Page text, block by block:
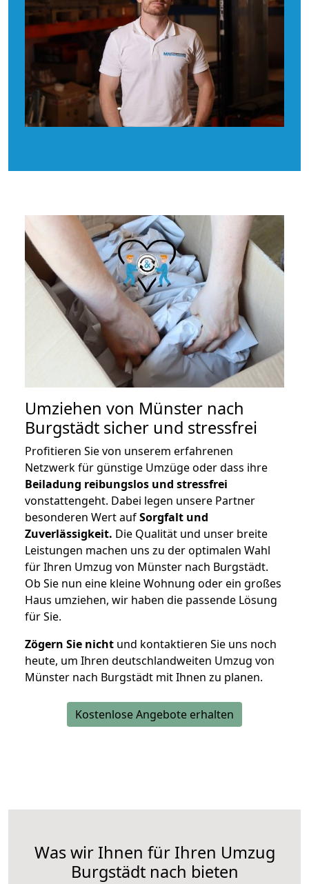
Umziehen von Münster nach
Burgstädt sicher und stressfrei
Profitieren Sie von unserem erfahrenen
Netzwerk für günstige Umzüge oder dass ihre
Beiladung reibungslos und stressfrei
vonstattengeht. Dabei legen unsere Partner
besonderen Wert aufSorgfalt und
Zuverlässigkeit. Die Qualität und unser breite
Leistungen machen uns zu der optimalen Wahl
für Ihren Umzug von Münster nach Burgstädt.
Ob Sie nun eine kleine Wohnung oder ein großes
Haus umziehen, wir haben die passende Lösung
für Sie.
Zögern Sie nicht und kontaktieren Sie uns noch
heute, um Ihren deutschlandweiten Umzug von
Münster nach Burgstädt mit Ihnen zu planen.
Kostenlose Angebote erhalten
Was wir Ihnen für Ihren Umzug
Burgstädt nach bieten